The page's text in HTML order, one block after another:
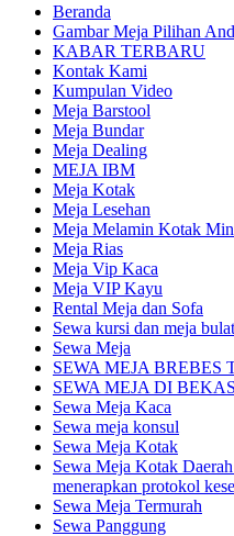
Beranda
Gambar Meja Pilihan
KABAR TERBARU
Kontak Kami
Kumpulan Video
Meja Barstool
Meja Bundar
Meja Dealing
MEJA IBM
Meja Kotak
Meja Lesehan
Meja Melamin Kotak
Meja Rias
Meja Vip Kaca
Meja VIP Kayu
Rental Meja dan Sofa
Sewa kursi dan meja bulat
Sewa Meja
SEWA MEJA BREBES
SEWA MEJA DI
Sewa Meja Kaca
Sewa meja konsul
Sewa Meja Kotak
Sewa Meja Kotak
menerapkan protokol
Sewa Meja Termurah
Sewa Panggung